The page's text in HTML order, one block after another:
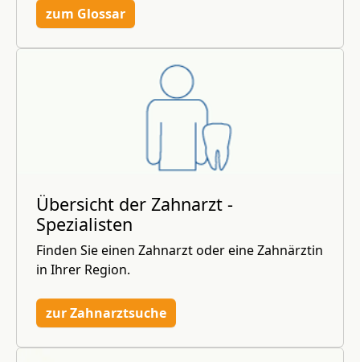
zum Glossar
Übersicht der Zahnarzt -
Spezialisten
Finden Sie einen Zahnarzt oder eine Zahnärztin
in Ihrer Region.
zur Zahnarztsuche